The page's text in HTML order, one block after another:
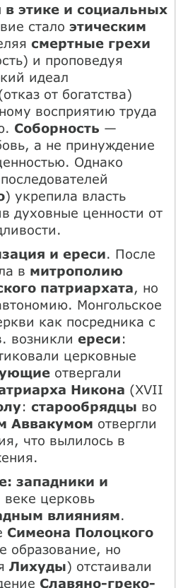
в этике и социальных
стало этическим
смертные грехи
и проповедуя
идеал
от богатства)
восприятию труда
Соборность —
а не принуждение
Однако
) укрепила власть
духовные ценности от
и ереси. После
в митрополию
патриархата, но
Монгольское
как посредника с
возникли ереси:
церковные
отвергали
Никона (XVII
: старообрядцы во
Аввакумом отвергли
что вылилось в
западники и
церковь
влияниям.
Симеона Полоцкого
образование, но
Лихуды) отстаивали
Славяно-греко-